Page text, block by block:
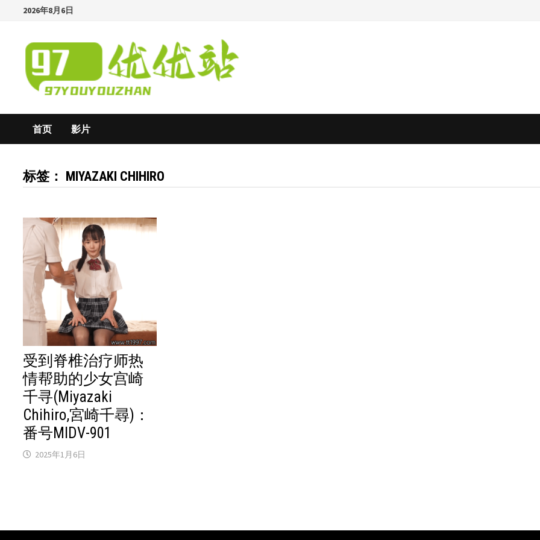
content
2026年8月6日
首页 影片
标签： MIYAZAKI CHIHIRO
受到脊椎治疗师热
情帮助的少女宫崎
千寻(Miyazaki
Chihiro,宮崎千尋)：
番号MIDV-901
2025年1月6日